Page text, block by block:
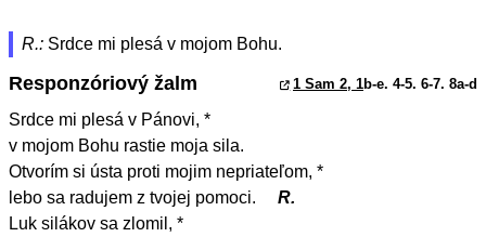
R.: Srdce mi plesá v mojom Bohu.
Responzóriový žalm 1 Sam 2, 1b-e. 4-5. 6-7. 8a-d
Srdce mi plesá v Pánovi, *
v mojom Bohu rastie moja sila.
Otvorím si ústa proti mojim nepriateľom, *
lebo sa radujem z tvojej pomoci.
R.
Luk silákov sa zlomil, *